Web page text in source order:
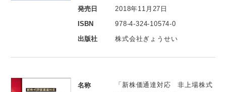
発売日
2018年11月27日
ISBN
978-4-324-10574-0
出版社
株式会社ぎょうせい
名称
「新株価通達対応 非上場株式